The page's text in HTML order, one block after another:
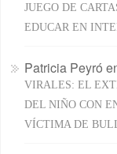
JUEGO DE
EDUCAR EN
Patricia Peyró
VIRALES: EL
DEL NIÑO CON
VÍCTIMA DE